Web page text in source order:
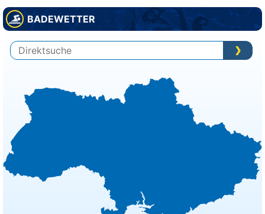
BADEWETTER